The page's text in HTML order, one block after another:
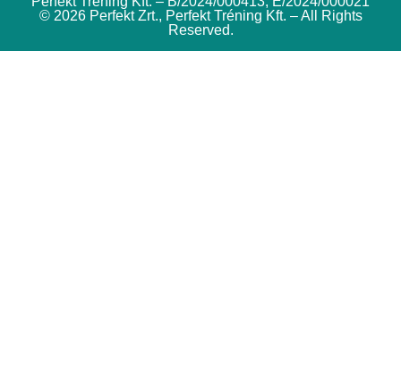
© 2026 Perfekt Zrt., Perfekt Tréning Kft. – All Rights
Reserved.